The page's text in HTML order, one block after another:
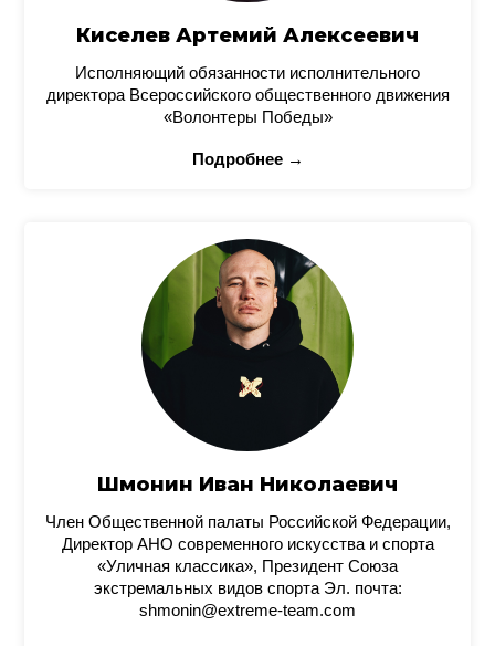
Киселев Артемий Алексеевич
Исполняющий обязанности исполнительного
директора Всероссийского общественного движения
«Волонтеры Победы»
Подробнее →
Шмонин Иван Николаевич
Член Общественной палаты Российской Федерации,
Директор АНО современного искусства и спорта
«Уличная классика», Президент Союза
экстремальных видов спорта Эл. почта:
shmonin@extreme-team.com